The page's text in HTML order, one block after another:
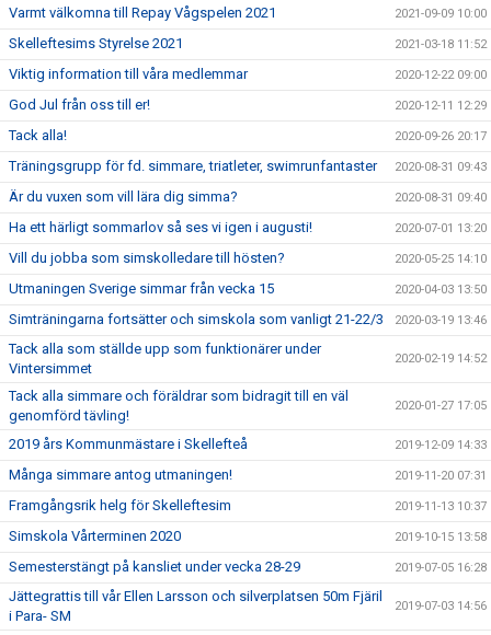
Varmt välkomna till Repay Vågspelen 2021 2021-09-09 10:00
Skelleftesims Styrelse 2021 2021-03-18 11:52
Viktig information till våra medlemmar 2020-12-22 09:00
God Jul från oss till er! 2020-12-11 12:29
Tack alla! 2020-09-26 20:17
Träningsgrupp för fd. simmare, triatleter, swimrunfantaster 2020-08-31 09:43
Är du vuxen som vill lära dig simma? 2020-08-31 09:40
Ha ett härligt sommarlov så ses vi igen i augusti! 2020-07-01 13:20
Vill du jobba som simskolledare till hösten? 2020-05-25 14:10
Utmaningen Sverige simmar från vecka 15 2020-04-03 13:50
Simträningarna fortsätter och simskola som vanligt 21-22/3 2020-03-19 13:46
Tack alla som ställde upp som funktionärer under
Vintersimmet
2020-02-19 14:52
Tack alla simmare och föräldrar som bidragit till en väl
genomförd tävling!
2020-01-27 17:05
2019 års Kommunmästare i Skellefteå 2019-12-09 14:33
Många simmare antog utmaningen! 2019-11-20 07:31
Framgångsrik helg för Skelleftesim 2019-11-13 10:37
Simskola Vårterminen 2020 2019-10-15 13:58
Semesterstängt på kansliet under vecka 28-29 2019-07-05 16:28
Jättegrattis till vår Ellen Larsson och silverplatsen 50m Fjäril
i Para- SM
2019-07-03 14:56